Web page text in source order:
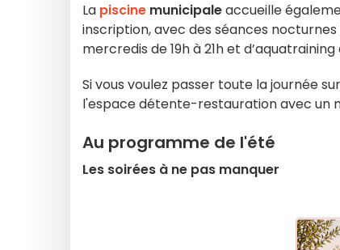
La piscine municipaleaccueille
inscription, avec des séances nocturnes
mercredis de 19h à 21h et
Si vous voulez passer toute la journée
l'espace détente-restauration avec un
Au programme de l'été
Les soirées à ne pas manquer